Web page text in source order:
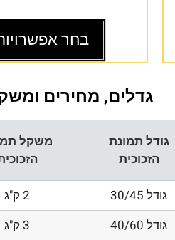
בחר
גדלים, מחירים
גודל תמונת
הזכוכית
משקל
גודל 30/45 2 ק"ג
גודל 40/60
3 ק"ג